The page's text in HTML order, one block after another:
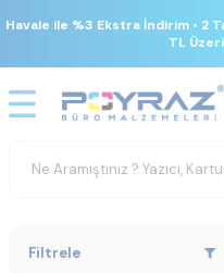
Havale ile %3 Ekstra İndirim • 2
TL
Filtrele